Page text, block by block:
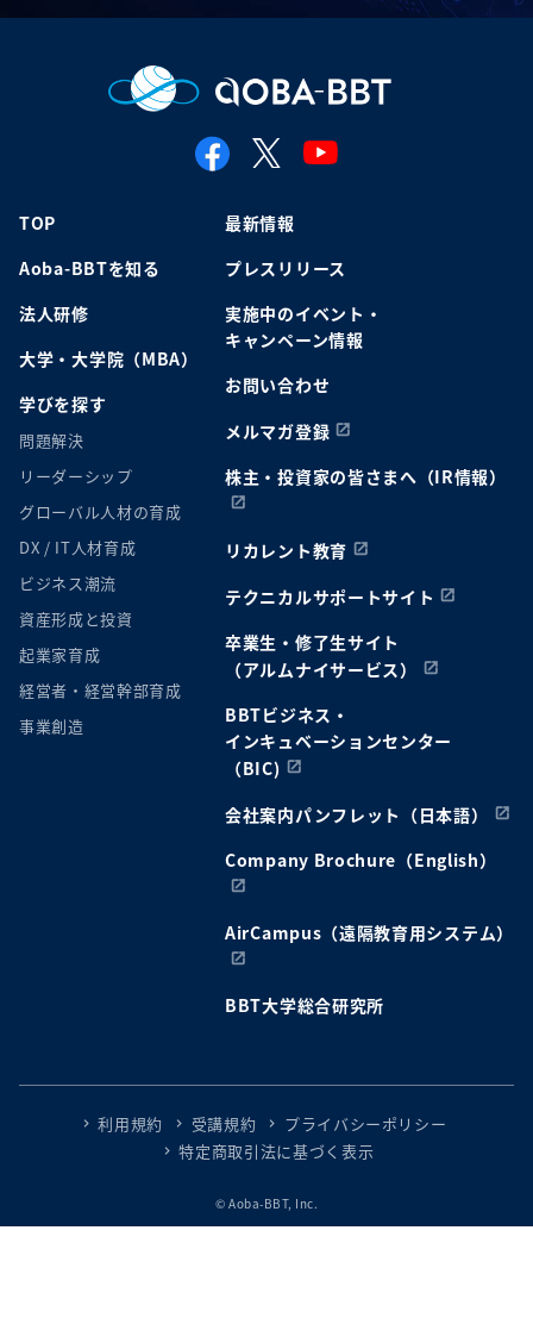
TOP
Aoba-BBTを知る
法人研修
大学・大学院（MBA）
学びを探す
問題解決
リーダーシップ
グローバル人材の育成
DX / IT人材育成
ビジネス潮流
資産形成と投資
起業家育成
経営者・経営幹部育成
事業創造
最新情報
プレスリリース
実施中のイベント・
キャンペーン情報
お問い合わせ
メルマガ登録
株主・投資家の皆さまへ（IR情報）
リカレント教育
テクニカルサポートサイト
卒業生・修了生サイト
（アルムナイサービス）
BBTビジネス・
インキュベーションセンター
（BIC)
会社案内パンフレット（日本語）
Company Brochure（English）
AirCampus（遠隔教育用システム）
BBT大学総合研究所
© Aoba-BBT, Inc.
利用規約 受講規約
プライバシーポリシー
特定商取引法に基づく表示